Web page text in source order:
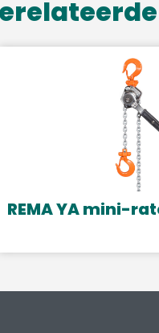
REMA YA mini-
product